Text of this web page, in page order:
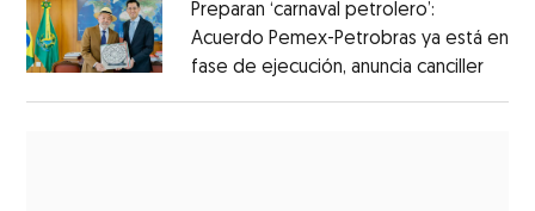
Preparan ‘carnaval petrolero’:
Acuerdo Pemex-Petrobras ya está en
fase de ejecución, anuncia canciller